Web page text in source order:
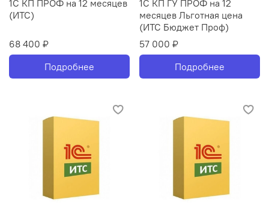
1С КП ПРОФ на 12 месяцев
(ИТС)
68 400 ₽
Подробнее
1С КП ГУ ПРОФ на 12
месяцев Льготная цена
(ИТС Бюджет Проф)
57 000 ₽
Подробнее